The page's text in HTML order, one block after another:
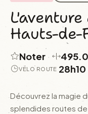
Hauts-de-
Noter · 495.0
VÉLO ROUTE 28h10
Découvrez la magie
splendides routes